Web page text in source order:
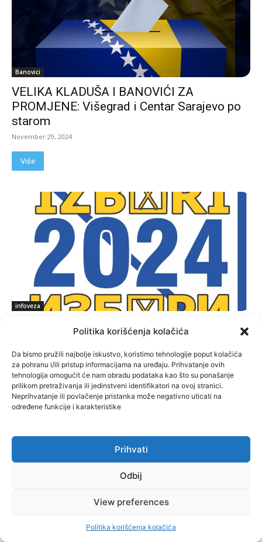
Politika korišćenja kolačića
Da bismo pružili najbolje iskustvo, koristimo tehnologije poput kolačića
za pohranu i/ili pristup informacijama na uređaju. Prihvatanje ovih
tehnologija omogućit će nam obradu podataka kao što su ponašanje
prilikom pretraživanja ili jedinstveni identifikatori na ovoj stranici.
Neprihvatanje ili povlačenje pristanka može negativno uticati na
određene funkcije i karakteristike
Prihvati
Odbij
View preferences
Politika korišćenja kolačića
Banovici
VELIKA KLADUŠA I BANOVIĆI ZA
PROMJENE: Višegrad i Centar Sarajevo po
starom
November 29, 2024
Više
infoveza
GRAĐANI NE KAŽNJAVAJU ODGOVORNE:
Milići, Kneževo, Derventa, Doboj i Teslić
pod šapom istih stranaka
November 28, 2024
Više